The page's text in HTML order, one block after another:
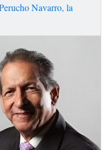
Navarro, la